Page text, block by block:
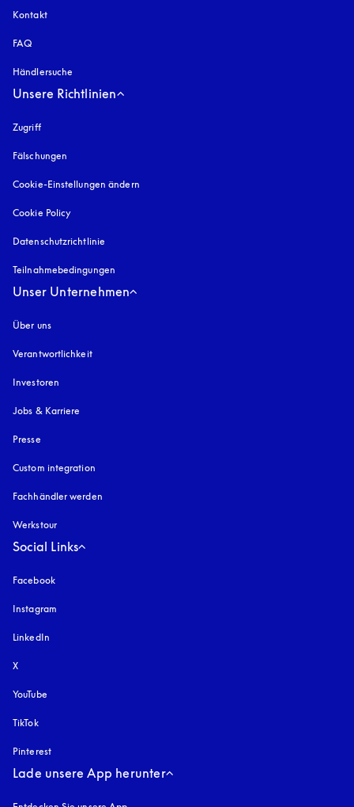
Kontakt
FAQ
Händlersuche
Unsere Richtlinien
Zugrifföffnet sich in einem neuen Tab
Fälschungen
Cookie-Einstellungen ändern
Cookie Policy
Datenschutzrichtlinie
Teilnahmebedingungen
Unser Unternehmen
Über uns
Verantwortlichkeit
Investoren
Jobs & Karriere
Presse
Custom integration
Fachhändler werden
Werkstour
Social Links
Facebook
Instagram
LinkedIn
X
YouTube
TikTok
Pinterest
Lade unsere App herunter